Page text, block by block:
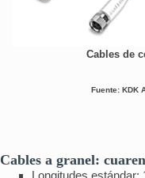
Cables de
Fuente: KDK
Cables a granel:
Longitudes estándar: